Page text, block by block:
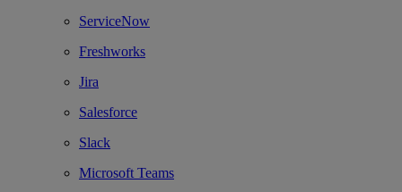
ServiceNow
Freshworks
Jira
Salesforce
Slack
Microsoft Teams